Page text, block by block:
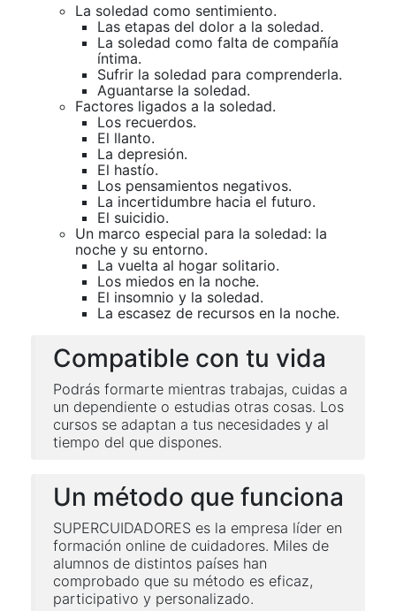
La soledad como sentimiento.
Las etapas del dolor a la soledad.
La soledad como falta de compañía
íntima.
Sufrir la soledad para comprenderla.
Aguantarse la soledad.
Factores ligados a la soledad.
Los recuerdos.
El llanto.
La depresión.
El hastío.
Los pensamientos negativos.
La incertidumbre hacia el futuro.
El suicidio.
Un marco especial para la soledad: la
noche y su entorno.
La vuelta al hogar solitario.
Los miedos en la noche.
El insomnio y la soledad.
La escasez de recursos en la noche.
Compatible con tu vida
Podrás formarte mientras trabajas, cuidas a
un dependiente o estudias otras cosas. Los
cursos se adaptan a tus necesidades y al
tiempo del que dispones.
Un método que funciona
SUPERCUIDADORES es la empresa líder en
formación online de cuidadores. Miles de
alumnos de distintos países han
comprobado que su método es eficaz,
participativo y personalizado.